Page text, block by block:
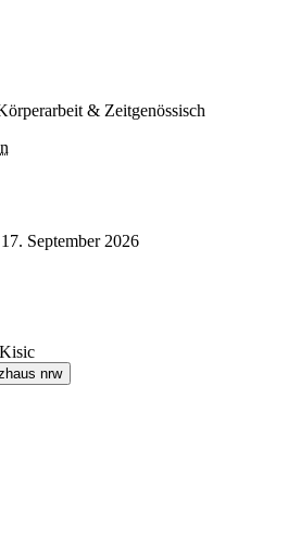
& Zeitgenössisch
September 2026
nrw